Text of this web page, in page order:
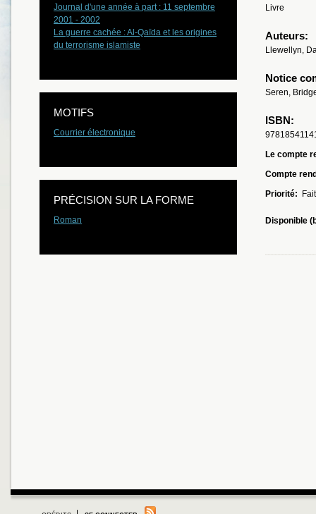
Livre
Auteurs:
Llewellyn,
Notice
Seren,
ISBN:
Le compte
Compte
Priorité:
Fait
Disponible
Journal d'une année à part : 11 septembre
2001 - 2002
La guerre cachée : Al-Qaïda et les origines
du terrorisme islamiste
MOTIFS
Courrier électronique
PRÉCISION SUR LA FORME
Roman